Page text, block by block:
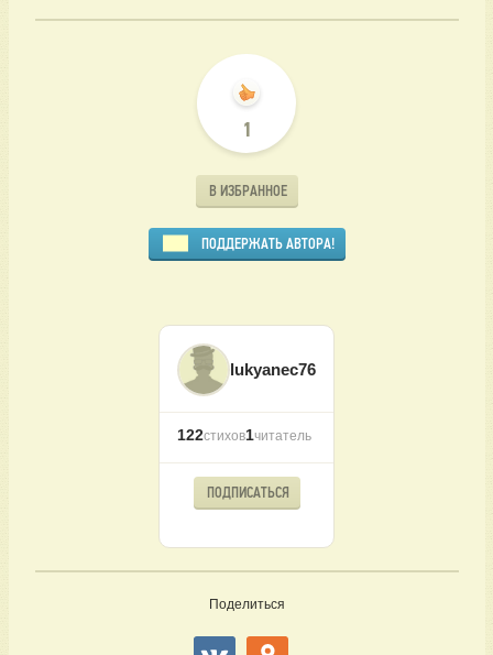
1
В ИЗБРАННОЕ
ПОДДЕРЖАТЬ АВТОРА!
lukyanec76
122стихов1читатель
ПОДПИСАТЬСЯ
Поделиться